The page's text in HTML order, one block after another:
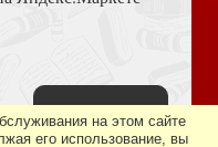
на этом сайте
его использование, вы